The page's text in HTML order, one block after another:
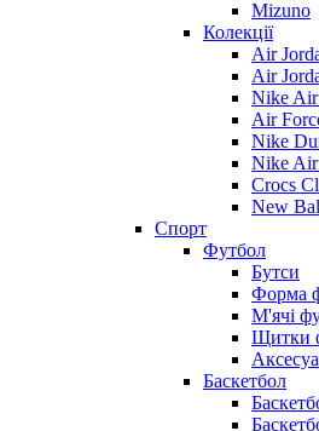
Mizuno
Колекції
Air
Air
Nike
Air
Nike
Nike
Crocs
New
Спорт
Футбол
Бутси
Форма
М'ячі
Щитки
Баскетбол